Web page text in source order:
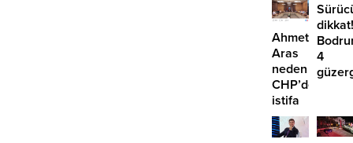
Ahmet
Aras
neden
CHP’den
istifa
etmiyor?
dikkat!
4